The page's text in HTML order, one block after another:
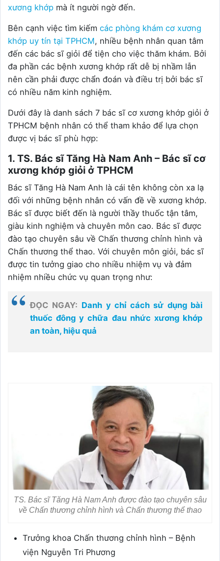
xương khớp mà ít người ngờ đến.
Bên cạnh việc tìm kiếm các phòng khám cơ xương
khớp uy tín tại TPHCM, nhiều bệnh nhân quan tâm
đến các bác sĩ giỏi để tiện cho việc thăm khám. Bởi
đa phần các bệnh xương khớp rất dễ bị nhầm lẫn
nên cần phải được chẩn đoán và điều trị bởi bác sĩ
có nhiều năm kinh nghiệm.
Dưới đây là danh sách 7 bác sĩ cơ xương khớp giỏi ở
TPHCM bệnh nhân có thể tham khảo để lựa chọn
được vị bác sĩ phù hợp:
1. TS. Bác sĩ Tăng Hà Nam Anh – Bác sĩ cơ
xương khớp giỏi ở TPHCM
Bác sĩ Tăng Hà Nam Anh là cái tên không còn xa lạ
đối với những bệnh nhân có vấn đề về xương khớp.
Bác sĩ được biết đến là người thầy thuốc tận tâm,
giàu kinh nghiệm và chuyên môn cao. Bác sĩ được
đào tạo chuyên sâu về Chấn thương chỉnh hình và
Chấn thương thể thao. Với chuyên môn giỏi, bác sĩ
được tin tưởng giao cho nhiều nhiệm vụ và đảm
nhiệm nhiều chức vụ quan trọng như:
ĐỌC NGAY: Danh y chỉ cách sử dụng bài
thuốc đông y chữa đau nhức xương khớp
an toàn, hiệu quả
TS. Bác sĩ Tăng Hà Nam Anh được đào tạo chuyên sâu
về Chấn thương chỉnh hình và Chấn thương thể thao
Trưởng khoa Chấn thương chỉnh hình – Bệnh
viện Nguyễn Tri Phương